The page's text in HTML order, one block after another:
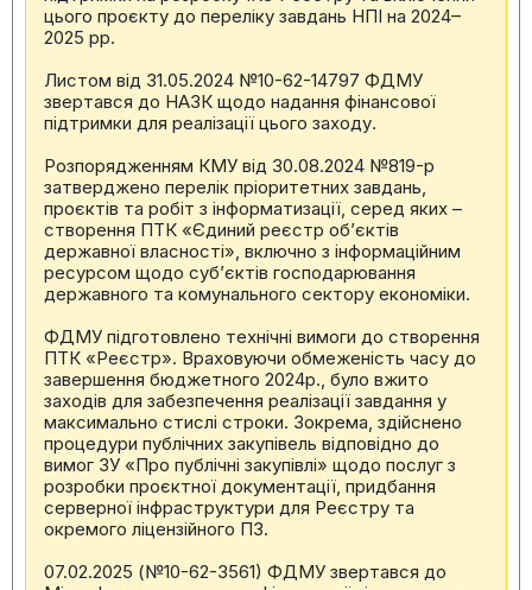
цього проєкту до переліку завдань НПІ на 2024–
2025 рр.
Листом від 31.05.2024 №10-62-14797 ФДМУ
звертався до НАЗК щодо надання фінансової
підтримки для реалізації цього заходу.
Розпорядженням КМУ від 30.08.2024 №819-р
затверджено перелік пріоритетних завдань,
проєктів та робіт з інформатизації, серед яких –
створення ПТК «Єдиний реєстр об’єктів
державної власності», включно з інформаційним
ресурсом щодо суб’єктів господарювання
державного та комунального сектору економіки.
ФДМУ підготовлено технічні вимоги до створення
ПТК «Реєстр». Враховуючи обмеженість часу до
завершення бюджетного 2024р., було вжито
заходів для забезпечення реалізації завдання у
максимально стислі строки. Зокрема, здійснено
процедури публічних закупівель відповідно до
вимог ЗУ «Про публічні закупівлі» щодо послуг з
розробки проєктної документації, придбання
серверної інфраструктури для Реєстру та
окремого ліцензійного ПЗ.
07.02.2025 (№10-62-3561) ФДМУ звертався до